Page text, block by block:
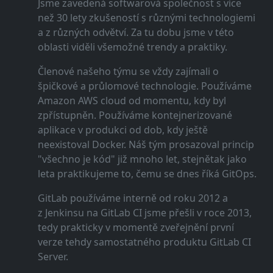
Jsme zavedená softwarová společnost s více
než 30 lety zkušeností s různými technologiemi
a z různých odvětví. Za tu dobu jsme v této
oblasti viděli všemožné trendy a praktiky.
Členové našeho týmu se vždy zajímali o
špičkové a průlomové technologie. Používáme
Amazon AWS cloud od momentu, kdy byl
zpřístupněn. Používáme kontejnerizované
aplikace v produkci od dob, kdy ještě
neexistoval Docker. Náš tým prosazoval princip
"všechno je kód" již mnoho let, stejnětak jako
leta praktikujeme to, čemu se dnes říká GitOps.
GitLab používáme interně od roku 2012 a
z Jenkinsu na GitLab CI jsme přešli v roce 2013,
tedy prakticky v momentě zveřejnění první
verze tehdy samostatného produktu GitLab CI
Server.